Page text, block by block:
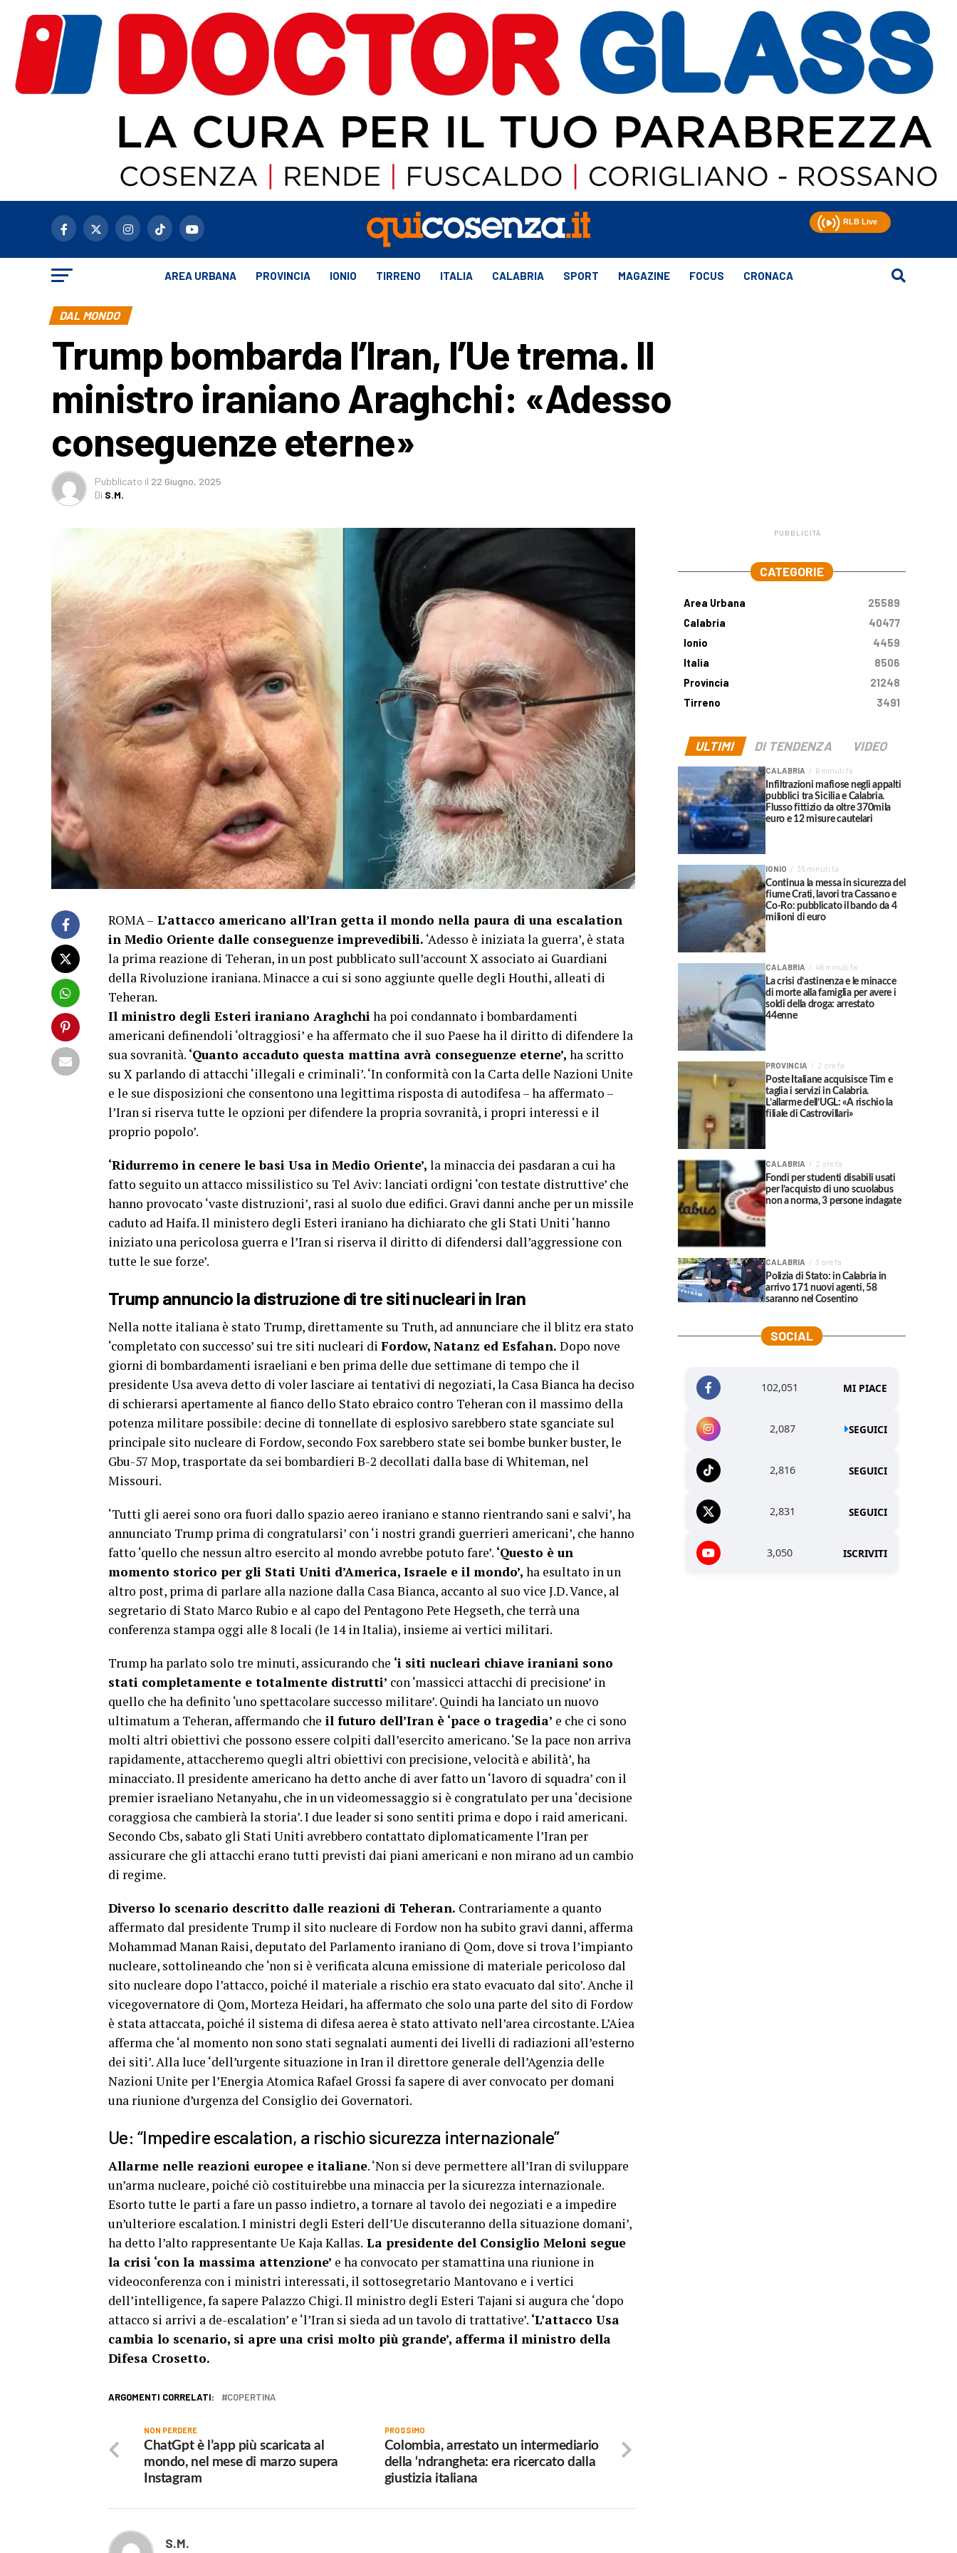
AREA URBANA PROVINCIA IONIO TIRRENO ITALIA CALABRIA SPORT MAGAZINE FOCUS CRONACA
DAL MONDO
Trump bombarda l’Iran, l’Ue trema. Il
ministro iraniano Araghchi: «Adesso
conseguenze eterne»
Pubblicato il 22 Giugno, 2025
Di S.M.
ROMA – L’attacco americano all’Iran getta il mondo nella paura di una escalation
in Medio Oriente dalle conseguenze imprevedibili. ‘Adesso è iniziata la guerra’, è stata
la prima reazione di Teheran, in un post pubblicato sull’account X associato ai Guardiani
della Rivoluzione iraniana. Minacce a cui si sono aggiunte quelle degli Houthi, alleati di
Teheran.
Il ministro degli Esteri iraniano Araghchiha poi condannato i bombardamenti
americani definendoli ‘oltraggiosi’ e ha affermato che il suo Paese ha il diritto di difendere la
sua sovranità. ‘Quanto accaduto questa mattina avrà conseguenze eterne’, ha scritto
su X parlando di attacchi ‘illegali e criminali’. ‘In conformità con la Carta delle Nazioni Unite
e le sue disposizioni che consentono una legittima risposta di autodifesa – ha affermato –
l’Iran si riserva tutte le opzioni per difendere la propria sovranità, i propri interessi e il
proprio popolo’.
‘Ridurremo in cenere le basi Usa in Medio Oriente’, la minaccia dei pasdaran a cui ha
fatto seguito un attacco missilistico su Tel Aviv: lanciati ordigni ‘con testate distruttive’ che
hanno provocato ‘vaste distruzioni’, rasi al suolo due edifici. Gravi danni anche per un missile
caduto ad Haifa. Il ministero degli Esteri iraniano ha dichiarato che gli Stati Uniti ‘hanno
iniziato una pericolosa guerra e l’Iran si riserva il diritto di difendersi dall’aggressione con
tutte le sue forze’.
Trump annuncio la distruzione di tre siti nucleari in Iran
Nella notte italiana è stato Trump, direttamente su Truth, ad annunciare che il blitz era stato
‘completato con successo’ sui tre siti nucleari di Fordow, Natanz ed Esfahan. Dopo nove
giorni di bombardamenti israeliani e ben prima delle due settimane di tempo che il
presidente Usa aveva detto di voler lasciare ai tentativi di negoziati, la Casa Bianca ha deciso
di schierarsi apertamente al fianco dello Stato ebraico contro Teheran con il massimo della
potenza militare possibile: decine di tonnellate di esplosivo sarebbero state sganciate sul
principale sito nucleare di Fordow, secondo Fox sarebbero state sei bombe bunker buster, le
Gbu-57 Mop, trasportate da sei bombardieri B-2 decollati dalla base di Whiteman, nel
Missouri.
‘Tutti gli aerei sono ora fuori dallo spazio aereo iraniano e stanno rientrando sani e salvi’, ha
annunciato Trump prima di congratularsi’ con ‘i nostri grandi guerrieri americani’, che hanno
fatto ‘quello che nessun altro esercito al mondo avrebbe potuto fare’. ‘Questo è un
momento storico per gli Stati Uniti d’America, Israele e il mondo’, ha esultato in un
altro post, prima di parlare alla nazione dalla Casa Bianca, accanto al suo vice J.D. Vance, al
segretario di Stato Marco Rubio e al capo del Pentagono Pete Hegseth, che terrà una
conferenza stampa oggi alle 8 locali (le 14 in Italia), insieme ai vertici militari.
Trump ha parlato solo tre minuti, assicurando che ‘i siti nucleari chiave iraniani sono
stati completamente e totalmente distrutti’ con ‘massicci attacchi di precisione’ in
quello che ha definito ‘uno spettacolare successo militare’. Quindi ha lanciato un nuovo
ultimatum a Teheran, affermando che il futuro dell’Iran è ‘pace o tragedia’ e che ci sono
molti altri obiettivi che possono essere colpiti dall’esercito americano. ‘Se la pace non arriva
rapidamente, attaccheremo quegli altri obiettivi con precisione, velocità e abilità’, ha
minacciato. Il presidente americano ha detto anche di aver fatto un ‘lavoro di squadra’ con il
premier israeliano Netanyahu, che in un videomessaggio si è congratulato per una ‘decisione
coraggiosa che cambierà la storia’. I due leader si sono sentiti prima e dopo i raid americani.
Secondo Cbs, sabato gli Stati Uniti avrebbero contattato diplomaticamente l’Iran per
assicurare che gli attacchi erano tutti previsti dai piani americani e non mirano ad un cambio
di regime.
Diverso lo scenario descritto dalle reazioni di Teheran. Contrariamente a quanto
affermato dal presidente Trump il sito nucleare di Fordow non ha subito gravi danni, afferma
Mohammad Manan Raisi, deputato del Parlamento iraniano di Qom, dove si trova l’impianto
nucleare, sottolineando che ‘non si è verificata alcuna emissione di materiale pericoloso dal
sito nucleare dopo l’attacco, poiché il materiale a rischio era stato evacuato dal sito’. Anche il
vicegovernatore di Qom, Morteza Heidari, ha affermato che solo una parte del sito di Fordow
è stata attaccata, poiché il sistema di difesa aerea è stato attivato nell’area circostante. L’Aiea
afferma che ‘al momento non sono stati segnalati aumenti dei livelli di radiazioni all’esterno
dei siti’. Alla luce ‘dell’urgente situazione in Iran il direttore generale dell’Agenzia delle
Nazioni Unite per l’Energia Atomica Rafael Grossi fa sapere di aver convocato per domani
una riunione d’urgenza del Consiglio dei Governatori.
Ue: “Impedire escalation, a rischio sicurezza internazionale”
Allarme nelle reazioni europee e italiane. ‘Non si deve permettere all’Iran di sviluppare
un’arma nucleare, poiché ciò costituirebbe una minaccia per la sicurezza internazionale.
Esorto tutte le parti a fare un passo indietro, a tornare al tavolo dei negoziati e a impedire
un’ulteriore escalation. I ministri degli Esteri dell’Ue discuteranno della situazione domani’,
ha detto l’alto rappresentante Ue Kaja Kallas. La presidente del Consiglio Meloni segue
la crisi ‘con la massima attenzione’ e ha convocato per stamattina una riunione in
videoconferenza con i ministri interessati, il sottosegretario Mantovano e i vertici
dell’intelligence, fa sapere Palazzo Chigi. Il ministro degli Esteri Tajani si augura che ‘dopo
attacco si arrivi a de-escalation’ e ‘l’Iran si sieda ad un tavolo di trattative’. ‘L’attacco Usa
cambia lo scenario, si apre una crisi molto più grande’, afferma il ministro della
Difesa Crosetto.
ARGOMENTI CORRELATI: COPERTINA
PROSSIMO
Colombia, arrestato un intermediario
della ‘ndrangheta: era ricercato dalla
giustizia italiana
NON PERDERE
ChatGpt è l’app più scaricata al
mondo, nel mese di marzo supera
Instagram
S.M.
PUBBLICITÀ
CATEGORIE
Area Urbana
25589
Calabria
40477
Ionio
4459
Italia
8506
Provincia
21248
Tirreno
3491
ULTIMI DI TENDENZA VIDEO
CALABRIA 6 minuti fa
Infiltrazioni mafiose negli appalti
pubblici tra Sicilia e Calabria.
Flusso fittizio da oltre 370mila
euro e 12 misure cautelari
IONIO 35 minuti fa
Continua la messa in sicurezza del
fiume Crati, lavori tra Cassano e
Co-Ro: pubblicato il bando da 4
milioni di euro
CALABRIA 46 minuti fa
La crisi d’astinenza e le minacce
di morte alla famiglia per avere i
soldi della droga: arrestato
44enne
PROVINCIA 2 ore fa
Poste Italiane acquisisce Tim e
taglia i servizi in Calabria.
L’allarme dell’UGL: «A rischio la
filiale di Castrovillari»
CALABRIA 2 ore fa
Fondi per studenti disabili usati
per l’acquisto di uno scuolabus
non a norma, 3 persone indagate
CALABRIA 3 ore fa
Polizia di Stato: in Calabria in
arrivo 171 nuovi agenti, 58
saranno nel Cosentino
SOCIAL
102,051 MI PIACE
2,087 SEGUICI
2,816 SEGUICI
2,831 SEGUICI
3,050 ISCRIVITI